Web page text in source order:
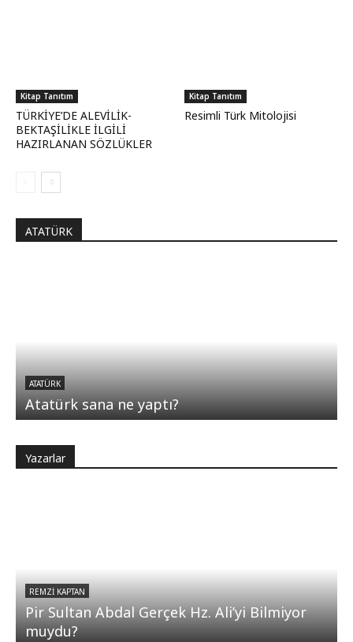
Kitap Tanıtım
TÜRKİYE’DE ALEVİLİK-
BEKTAŞİLİKLE İLGİLİ
HAZIRLANAN SÖZLÜKLER
Kitap Tanıtım
Resimli Türk Mitolojisi
ATATÜRK
ATATÜRK
Atatürk sana ne yaptı?
Yazarlar
REMZI KAPTAN
Pir Sultan Abdal Gerçek Hz. Ali’yi Bilmiyor
muydu?